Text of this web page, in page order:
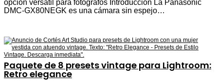
opción versátil para fotógrafos Introducción La Panasonic
DMC-GX80NEGK es una cámara sin espejo…
Paquete de 8 presets vintage para Lightroom:
Retro elegance